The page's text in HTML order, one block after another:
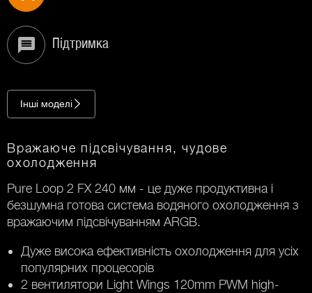
Підтримка
Інші моделі
Вражаюче підсвічування, чудове
охолодження
Pure Loop 2 FX 240 мм - це дуже продуктивна і
безшумна готова система водяного охолодження з
вражаючим підсвічуванням ARGB.
Дуже висока ефективність охолодження для усіх
популярних процесорів
2 вентилятори Light Wings 120mm PWM high-